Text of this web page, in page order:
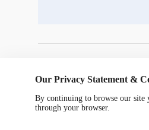
Our Privacy Statement &
By continuing to browse our site
through your browser.